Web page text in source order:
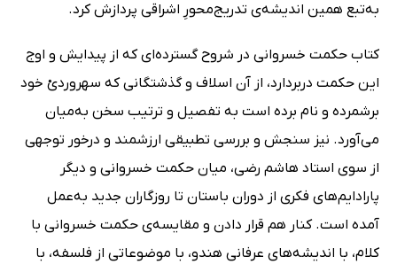
به‌تبع همین اندیشه‌ی تدریج‌محورِ اشراقی پردازش کرد.
کتاب حکمت خسروانی در شروح گسترده‌ای که از پیدایش و اوج
این حکمت دربردارد، از آن اسلاف و گذشتگانی که سهروردیْ خود
برشمرده و نام برده است به تفصیل و ترتیب سخن به‌میان
می‌آورد. نیز سنجش و بررسی تطبیقی ارزشمند و درخور توجهی
از سوی استاد هاشم رضی، میان حکمت خسروانی و دیگر
پارادایم‌های فکری از دوران باستان تا روزگاران جدید به‌عمل
آمده است. کنار هم قرار دادن و مقایسه‌ی حکمت خسروانی با
کلام، با اندیشه‌های عرفانی هندو، با موضوعاتی از فلسفه، با